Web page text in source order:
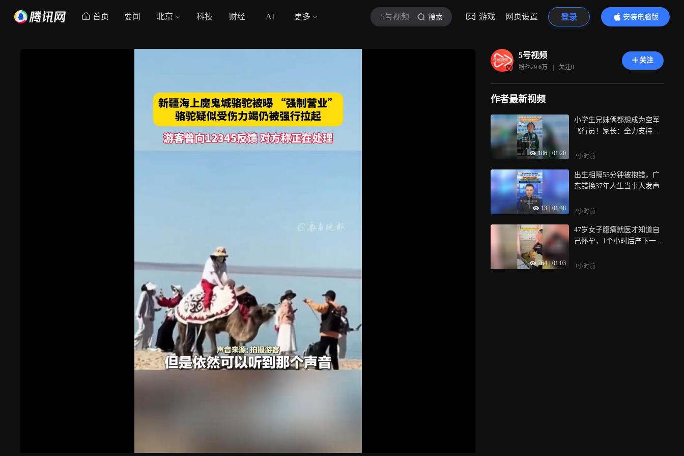
首页 要闻 北京 科技 财经 AI 更多 5号视频 搜索 游戏 网页设置 登录
安装电脑版
内容更精彩
5号视频
粉丝29.6万 | 关注0
关注
作者最新视频
186 01:20
小学生兄妹俩都想成为空军
飞行员！家长：全力支持他
2小时前
13 | 01:48
出生相隔55分钟被抱错，广
东错换37年人生当事人发声
2小时前
764 | 01:03
47岁女子腹痛就医才知道自
己怀孕，1个小时后产下一名
3小时前